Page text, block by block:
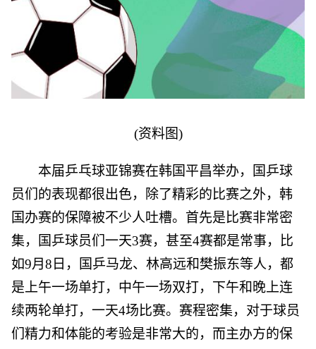
(资料图)
本届乒乓球亚锦赛在韩国平昌举办，国乒球
员们的表现都很出色，除了精彩的比赛之外，韩
国办赛的保障被不少人吐槽。首先是比赛非常密
集，国乒球员们一天3赛，甚至4赛都是常事，比
如9月8日，国乒马龙、林高远和樊振东等人，都
是上午一场单打，中午一场双打，下午和晚上连
续两轮单打，一天4场比赛。赛程密集，对于球员
们精力和体能的考验是非常大的，而主办方的保